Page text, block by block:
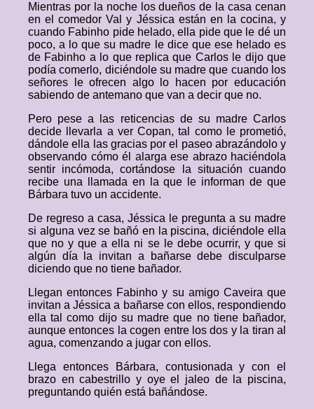
Mientras por la noche los dueños de la casa cenan
en el comedor Val y Jéssica están en la cocina, y
cuando Fabinho pide helado, ella pide que le dé un
poco, a lo que su madre le dice que ese helado es
de Fabinho a lo que replica que Carlos le dijo que
podía comerlo, diciéndole su madre que cuando los
señores le ofrecen algo lo hacen por educación
sabiendo de antemano que van a decir que no.
Pero pese a las reticencias de su madre Carlos
decide llevarla a ver Copan, tal como le prometió,
dándole ella las gracias por el paseo abrazándolo y
observando cómo él alarga ese abrazo haciéndola
sentir incómoda, cortándose la situación cuando
recibe una llamada en la que le informan de que
Bárbara tuvo un accidente.
De regreso a casa, Jéssica le pregunta a su madre
si alguna vez se bañó en la piscina, diciéndole ella
que no y que a ella ni se le debe ocurrir, y que si
algún día la invitan a bañarse debe disculparse
diciendo que no tiene bañador.
Llegan entonces Fabinho y su amigo Caveira que
invitan a Jéssica a bañarse con ellos, respondiendo
ella tal como dijo su madre que no tiene bañador,
aunque entonces la cogen entre los dos y la tiran al
agua, comenzando a jugar con ellos.
Llega entonces Bárbara, contusionada y con el
brazo en cabestrillo y oye el jaleo de la piscina,
preguntando quién está bañándose.